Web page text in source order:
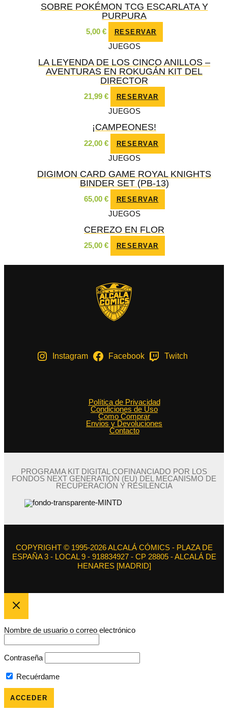
SOBRE POKÉMON TCG ESCARLATA Y
PURPURA
5,00 € RESERVAR
JUEGOS
LA LEYENDA DE LOS CINCO ANILLOS –
AVENTURAS EN ROKUGÁN KIT DEL
DIRECTOR
21,99 € RESERVAR
JUEGOS
¡CAMPEONES!
22,00 € RESERVAR
JUEGOS
DIGIMON CARD GAME ROYAL KNIGHTS
BINDER SET (PB-13)
65,00 € RESERVAR
JUEGOS
CEREZO EN FLOR
25,00 € RESERVAR
Instagram Facebook Twitch
Política de Privacidad
Condiciones de Uso
Como Comprar
Envios y Devoluciones
Contacto
PROGRAMA KIT DIGITAL COFINANCIADO POR LOS
FONDOS NEXT GENERATION (EU) DEL MECANISMO DE
RECUPERACIÓN Y RESILENCIA
COPYRIGHT © 1995-2026 ALCALÁ CÓMICS - PLAZA DE
ESPAÑA 3 - LOCAL 9 - 918834927 - CP 28805 - ALCALÁ DE
HENARES [MADRID]
Nombre de usuario o correo electrónico
Contraseña
Recuérdame